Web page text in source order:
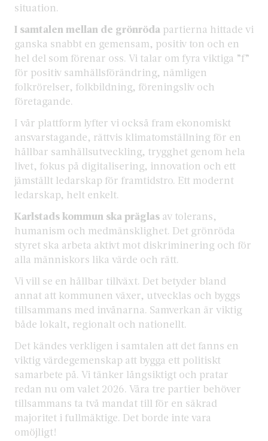
situation.
I samtalen mellan de grönröda partierna hittade vi
ganska snabbt en gemensam, positiv ton och en
hel del som förenar oss. Vi talar om fyra viktiga ”f”
för positiv samhällsförändring, nämligen
folkrörelser, folkbildning, föreningsliv och
företagande.
I vår plattform lyfter vi också fram ekonomiskt
ansvarstagande, rättvis klimatomställning för en
hållbar samhällsutveckling, trygghet genom hela
livet, fokus på digitalisering, innovation och ett
jämställt ledarskap för framtidstro. Ett modernt
ledarskap, helt enkelt.
Karlstads kommun ska präglas av tolerans,
humanism och medmänsklighet. Det grönröda
styret ska arbeta aktivt mot diskriminering och för
alla människors lika värde och rätt.
Vi vill se en hållbar tillväxt. Det betyder bland
annat att kommunen växer, utvecklas och byggs
tillsammans med invånarna. Samverkan är viktig
både lokalt, regionalt och nationellt.
Det kändes verkligen i samtalen att det fanns en
viktig värdegemenskap att bygga ett politiskt
samarbete på. Vi tänker långsiktigt och pratar
redan nu om valet 2026. Våra tre partier behöver
tillsammans ta två mandat till för en säkrad
majoritet i fullmäktige. Det borde inte vara
omöjligt!